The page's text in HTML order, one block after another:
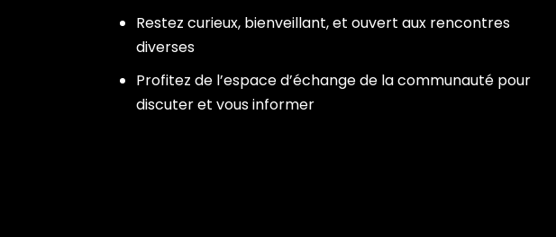
Restez curieux, bienveillant, et ouvert aux rencontres
diverses
Profitez de l’espace d’échange de la communauté pour
discuter et vous informer